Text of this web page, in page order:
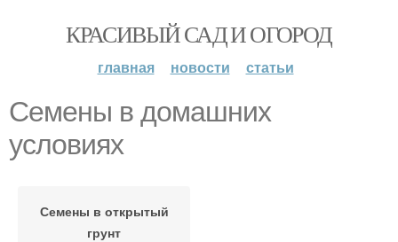
КРАСИВЫЙ САД И ОГОРОД
главная новости статьи
Семены в домашних
условиях
Семены в открытый
грунт